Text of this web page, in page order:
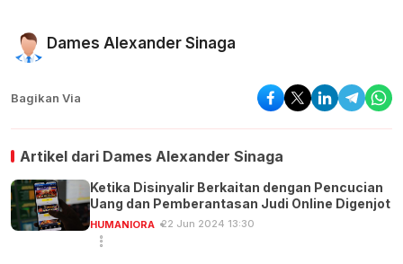
Dames Alexander Sinaga
Bagikan Via
Artikel dari Dames Alexander Sinaga
Ketika Disinyalir Berkaitan dengan Pencucian
Uang dan Pemberantasan Judi Online Digenjot
HUMANIORA 22 Jun 2024 13:30